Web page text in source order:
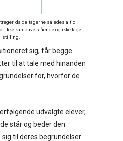
da deltagerne således altid
ikke kan blive stående og ikke tage
stilling.
sig, får begge
til at tale med hinanden
for, hvorfor de
udvalgte elever,
står og beder den
til deres begrundelser.